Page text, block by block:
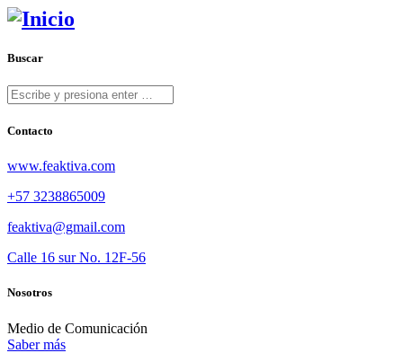
Buscar
Contacto
www.feaktiva.com
+57 3238865009
feaktiva@gmail.com
Calle 16 sur No. 12F-56
Nosotros
Medio de Comunicación
Saber más